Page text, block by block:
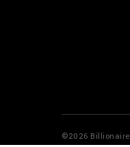
©2026